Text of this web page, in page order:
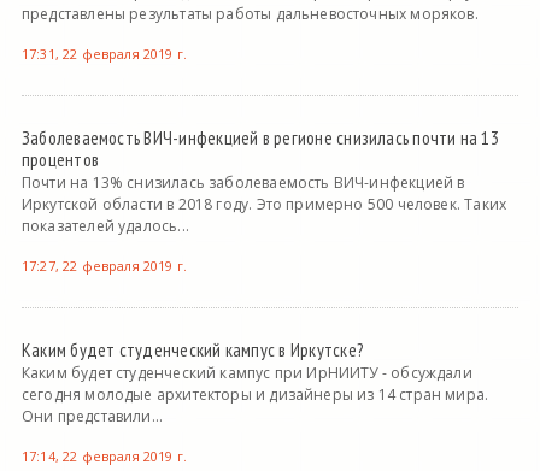
представлены результаты работы дальневосточных моряков.
17:31, 22 февраля 2019 г.
Заболеваемость ВИЧ-инфекцией в регионе снизилась почти на 13
процентов
Почти на 13% снизилась заболеваемость ВИЧ-инфекцией в
Иркутской области в 2018 году. Это примерно 500 человек. Таких
показателей удалось...
17:27, 22 февраля 2019 г.
Каким будет студенческий кампус в Иркутске?
Каким будет студенческий кампус при ИрНИИТУ - обсуждали
сегодня молодые архитекторы и дизайнеры из 14 стран мира.
Они представили...
17:14, 22 февраля 2019 г.